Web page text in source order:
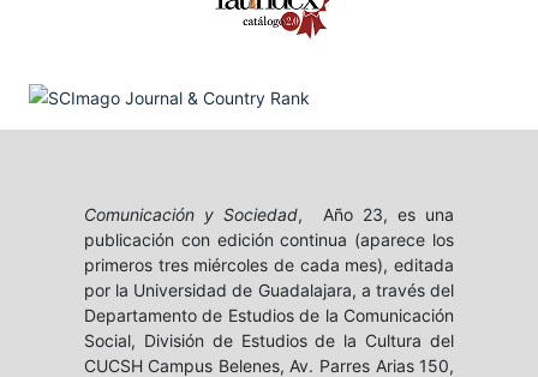
Comunicación y Sociedad, Año 23, es una
publicación con edición continua (aparece los
primeros tres miércoles de cada mes), editada
por la Universidad de Guadalajara, a través del
Departamento de Estudios de la Comunicación
Social, División de Estudios de la Cultura del
CUCSH Campus Belenes, Av. Parres Arias 150,